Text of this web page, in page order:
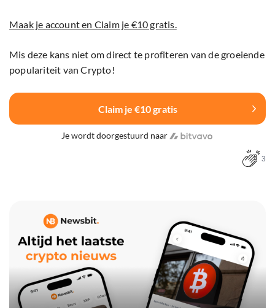
Maak je account en Claim je €10 gratis.
Mis deze kans niet om direct te profiteren van de groeiende
populariteit van Crypto!
Claim je €10 gratis
Je wordt doorgestuurd naar
3